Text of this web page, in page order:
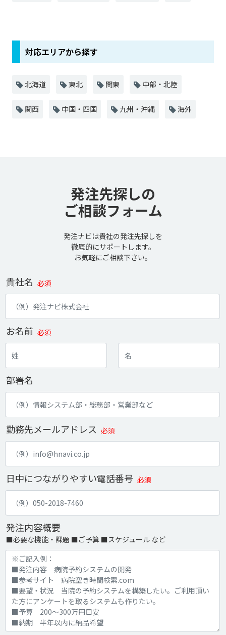
対応エリアから探す
北海道 東北 関東 中部・北陸
関西 中国・四国 九州・沖縄 海外
発注先探しの
ご相談フォーム
発注ナビは貴社の発注先探しを
徹底的にサポートします。
お気軽にご相談下さい。
貴社名 必須
お名前 必須
部署名
勤務先メールアドレス 必須
日中につながりやすい電話番号 必須
発注内容概要
■必要な機能・課題 ■ご予算 ■スケジュール など